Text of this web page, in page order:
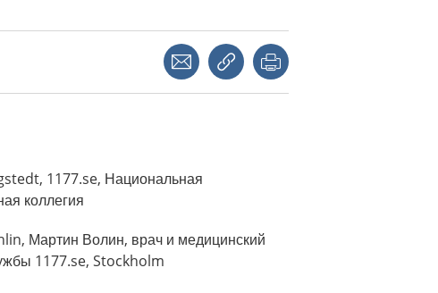
Share with a friend
Copy link
1177.se, Национальная
коллегия
Мартин Волин, врач и медицинский
1177.se, Stockholm